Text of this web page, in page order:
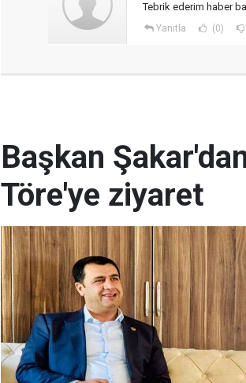
Tebrik ederim haber
Yanıtla (0)
Başkan
Töre'ye ziyaret